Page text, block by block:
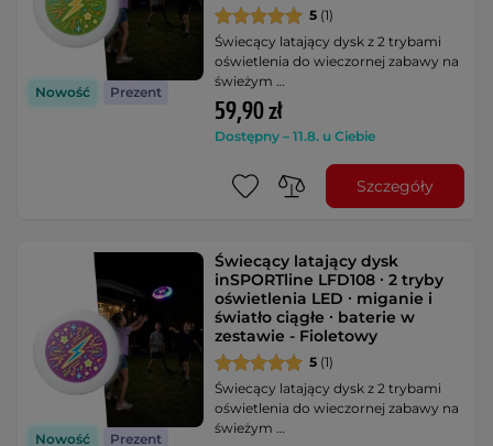
Nowość Prezent
5 (1)
Świecący latający dysk z 2 trybami
oświetlenia do wieczornej zabawy na
świeżym …
59,90 zł
Dostępny – 11.8. u Ciebie
Szczegóły
Nowość Prezent
Świecący latający dysk
inSPORTline LFD108 ∙ 2 tryby
oświetlenia LED ∙ miganie i
światło ciągłe ∙ baterie w
zestawie - Fioletowy
5 (1)
Świecący latający dysk z 2 trybami
oświetlenia do wieczornej zabawy na
świeżym …